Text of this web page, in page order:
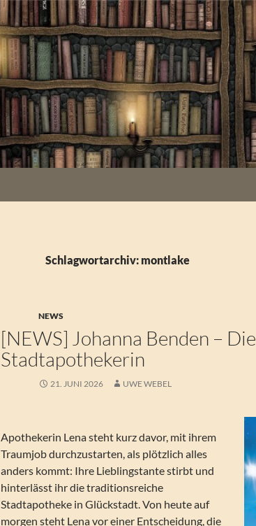
Schlagwortarchiv: montlake
NEWS
[NEWS] Johanna Benden – Die
Stadtapothekerin
21. JUNI 2026 UWE WEBEL
Apothekerin Lena steht kurz davor, mit ihrem
Traumjob durchzustarten, als plötzlich alles
anders kommt: Ihre Lieblingstante stirbt und
hinterlässt ihr die traditionsreiche
Stadtapotheke in Glückstadt. Von heute auf
morgen steht Lena vor einer Entscheidung, die